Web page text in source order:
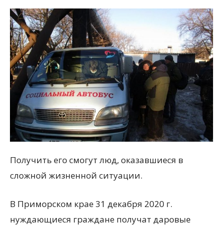
Получить его смогут люд, оказавшиеся в
сложной жизненной ситуации.
В Приморском крае 31 декабря 2020 г.
нуждающиеся граждане получат даровые